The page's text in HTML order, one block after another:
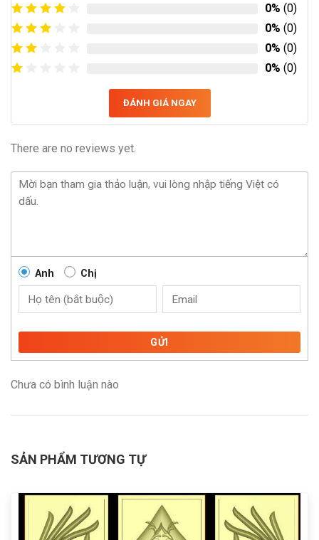
0% (0)
0% (0)
0% (0)
0% (0)
ĐÁNH GIÁ NGAY
There are no reviews yet.
Anh Chị
GỬI
Chưa có bình luận nào
SẢN PHẨM TƯƠNG TỰ